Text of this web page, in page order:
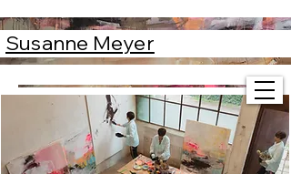
Susanne Meyer
Susanne Meyer